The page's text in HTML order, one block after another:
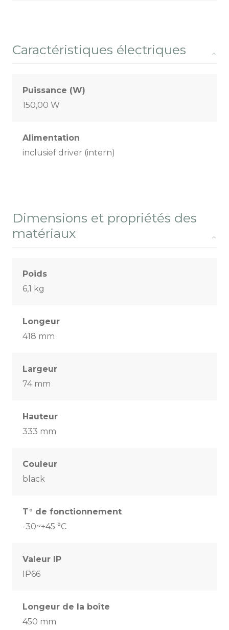
Caractéristiques électriques
Puissance (W)
150,00 W
Alimentation
inclusief driver (intern)
Dimensions et propriétés des
matériaux
Poids
6,1 kg
Longeur
418 mm
Largeur
74 mm
Hauteur
333 mm
Couleur
black
T° de fonctionnement
-30~+45 °C
Valeur IP
IP66
Longeur de la boîte
450 mm